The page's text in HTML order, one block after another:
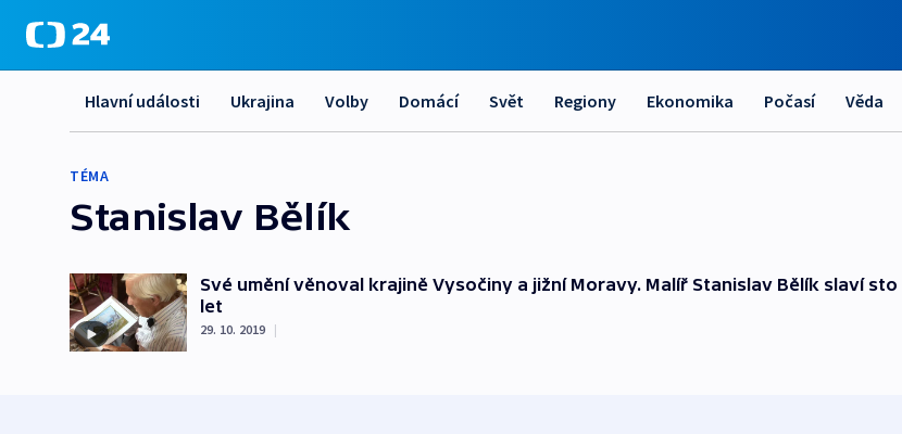
Hlavní události Ukrajina Volby Domácí Svět Regiony Ekonomika Počasí Věda
TÉMA
Stanislav Bělík
Své umění věnoval krajině Vysočiny a jižní Moravy. Malíř Stanislav Bělík slaví sto
let
29. 10. 2019 |